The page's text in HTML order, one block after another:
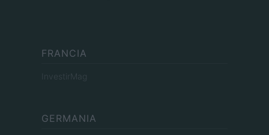
FRANCIA
InvestirMag
GERMANIA